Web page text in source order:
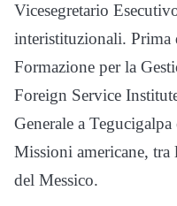
Vicesegretario
interistituzionali. Prima
Formazione per la
Foreign Service
Generale a
Missioni americane,
del Messico.